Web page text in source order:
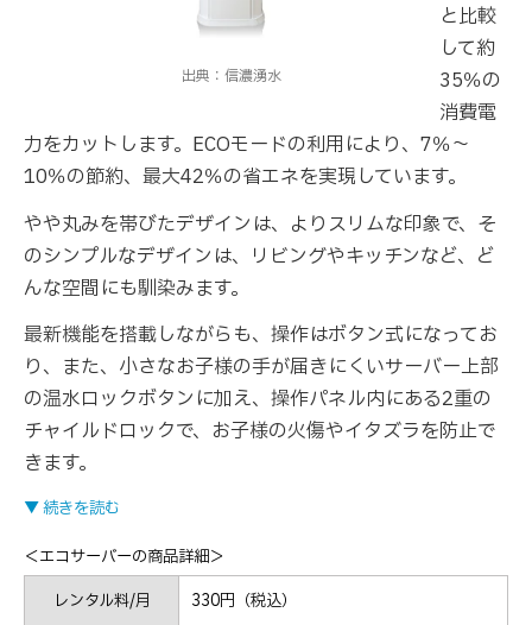
出典：信濃湧水
と比較
して約
35％の
消費電
力をカットします。ECOモードの利用により、7％〜
10％の節約、最大42％の省エネを実現しています。
やや丸みを帯びたデザインは、よりスリムな印象で、そ
のシンプルなデザインは、リビングやキッチンなど、ど
んな空間にも馴染みます。
最新機能を搭載しながらも、操作はボタン式になってお
り、また、小さなお子様の手が届きにくいサーバー上部
の温水ロックボタンに加え、操作パネル内にある2重の
チャイルドロックで、お子様の火傷やイタズラを防止で
きます。
▼ 続きを読む
＜エコサーバーの商品詳細＞
レンタル料/月
330円（税込）